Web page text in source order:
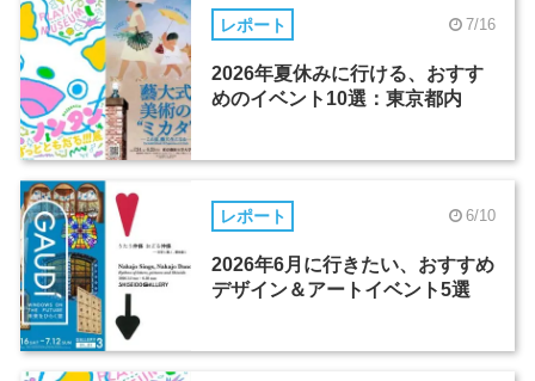
レポート 7/16
2026年夏休みに行ける、おすす
めのイベント10選：東京都内
レポート 6/10
2026年6月に行きたい、おすすめ
デザイン＆アートイベント5選